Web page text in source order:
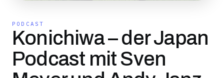
PODCAST
Konichiwa – der Japan
Podcast mit Sven